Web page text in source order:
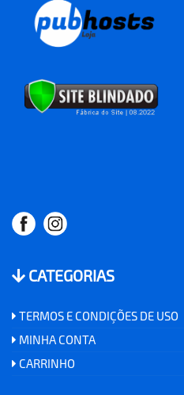
CATEGORIAS
TERMOS E CONDIÇÕES DE USO
MINHA CONTA
CARRINHO